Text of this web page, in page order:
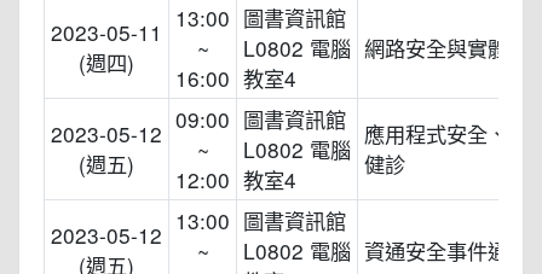
2023-05-11
(週四)
13:00
~
16:00
圖書資訊館
L0802 電腦
教室4
網路安全與實體安
2023-05-12
(週五)
09:00
~
12:00
圖書資訊館
L0802 電腦
教室4
應用程式安全、資
健診
2023-05-12
(週五)
13:00
~
圖書資訊館
L0802 電腦 資通安全事件通報